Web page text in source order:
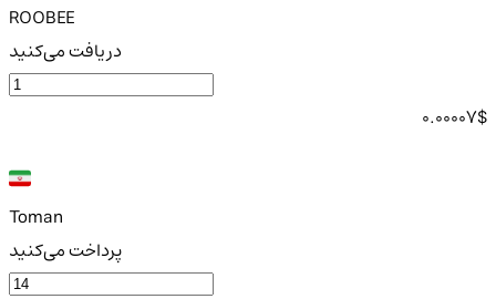
ROOBEE
دریافت می‌کنید
0.00007$
Toman
پرداخت می‌کنید